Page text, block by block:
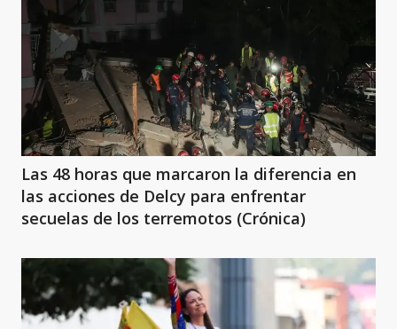
Las 48 horas que marcaron la diferencia en
las acciones de Delcy para enfrentar
secuelas de los terremotos (Crónica)